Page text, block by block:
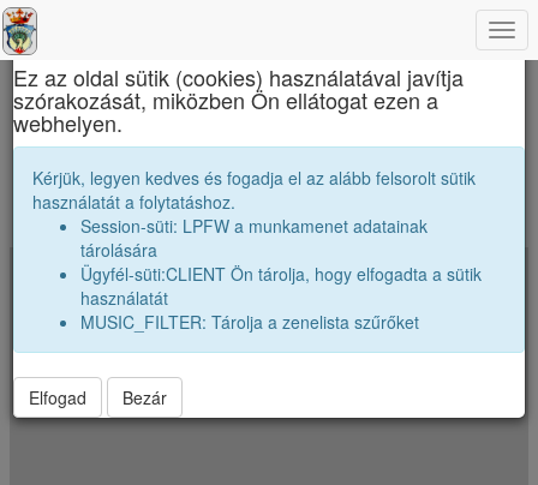
Református Kollégium
Merre szóródtak szét az osztályunk véndiákjai
A koordináták véletlenszerüen el vannak néhány kilométerrel tólva.
Jelenkezz be a pontos poziciók megtekintéséhez.
×
Ez az oldal sütik (cookies) használatával javítja
szórakozását, miközben Ön ellátogat ezen a
webhelyen.
Kérjük, legyen kedves és fogadja el az alább felsorolt sütik
használatát a folytatáshoz.
Session-süti: LPFW a munkamenet adatainak
tárolására
Ügyfél-süti:CLIENT Ön tárolja, hogy elfogadta a sütik
használatát
MUSIC_FILTER: Tárolja a zenelista szűrőket
Elfogad Bezár